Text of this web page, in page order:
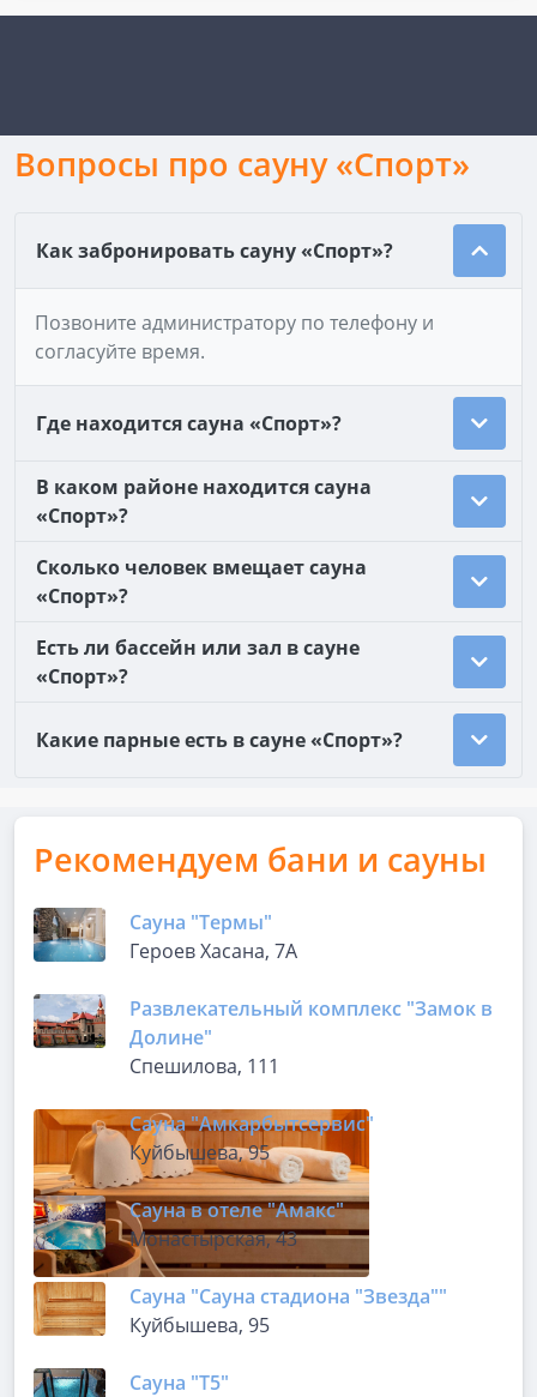
Вопросы про сауну «Спорт»
Как забронировать сауну «Спорт»?
Позвоните администратору по телефону и
согласуйте время.
Где находится сауна «Спорт»?
В каком районе находится сауна
«Спорт»?
Сколько человек вмещает сауна
«Спорт»?
Есть ли бассейн или зал в сауне
«Спорт»?
Какие парные есть в сауне «Спорт»?
Рекомендуем бани и сауны
Сауна "Термы"
Героев Хасана, 7А
Развлекательный комплекс "Замок в
Долине"
Спешилова, 111
Сауна "Амкарбытсервис"
Куйбышева, 95
Сауна в отеле "Амакс"
Монастырская, 43
Сауна "Сауна стадиона "Звезда""
Куйбышева, 95
Сауна "Т5"